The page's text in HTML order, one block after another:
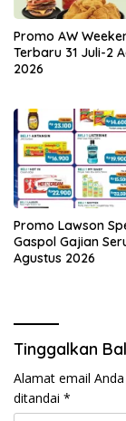
Promo AW
Terbaru 31 Juli-2
2026
Promo Lawson
Gaspol Gajian
Agustus 2026
Tinggalkan
Alamat email
ditandai *